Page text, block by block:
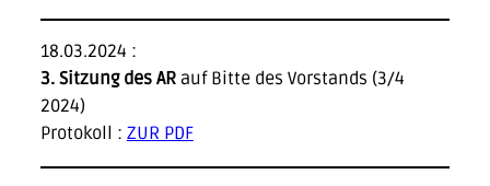
18.03.2024 :
3. Sitzung des ARauf Bitte des Vorstands (3/4
2024)
Protokoll : ZUR PDF